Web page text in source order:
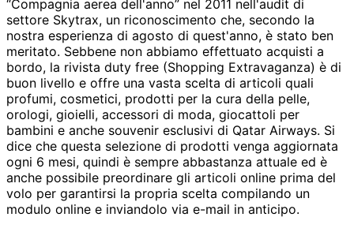
“Compagnia aerea dell'anno” nel 2011 nell'audit di
settore Skytrax, un riconoscimento che, secondo la
nostra esperienza di agosto di quest'anno, è stato ben
meritato. Sebbene non abbiamo effettuato acquisti a
bordo, la rivista duty free (Shopping Extravaganza) è di
buon livello e offre una vasta scelta di articoli quali
profumi, cosmetici, prodotti per la cura della pelle,
orologi, gioielli, accessori di moda, giocattoli per
bambini e anche souvenir esclusivi di Qatar Airways. Si
dice che questa selezione di prodotti venga aggiornata
ogni 6 mesi, quindi è sempre abbastanza attuale ed è
anche possibile preordinare gli articoli online prima del
volo per garantirsi la propria scelta compilando un
modulo online e inviandolo via e-mail in anticipo.